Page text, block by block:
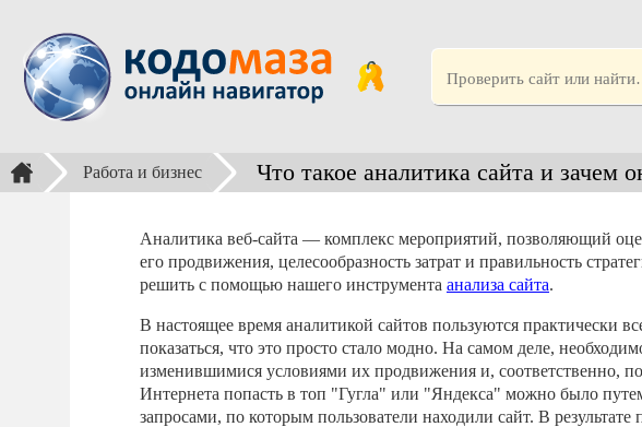
Работа и бизнес Что такое аналитика сайта и зачем
Аналитика веб-сайта — комплекс мероприятий, позволяющий
его продвижения, целесообразность затрат и правильность
решить с помощью нашего инструмента анализа сайта.
В настоящее время аналитикой сайтов пользуются практически
показаться, что это просто стало модно. На самом деле,
изменившимися условиями их продвижения и, соответственно,
Интернета попасть в топ "Гугла" или "Яндекса" можно было
запросами, по которым пользователи находили сайт. В результате